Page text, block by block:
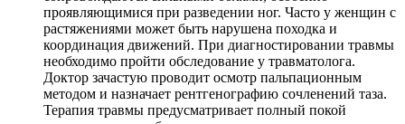
проявляющимися при разведении ног. Часто у женщин с
растяжениями может быть нарушена походка и
координация движений. При диагностировании травмы
необходимо пройти обследование у травматолога.
Доктор зачастую проводит осмотр пальпационным
методом и назначает рентгенографию сочленений таза.
Терапия травмы предусматривает полный покой